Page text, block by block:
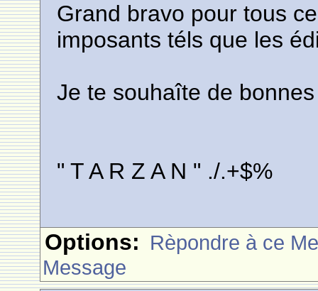
Grand bravo pour tous
imposants téls que les
Je te souhaîte de
" T A R Z A N " ./.+$%
Options: Rèpondre à ce
Message